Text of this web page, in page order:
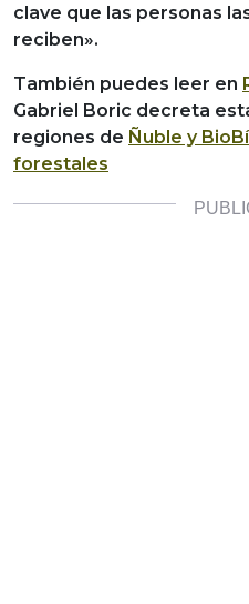
clave que las personas
reciben».
También puedes leer en
Gabriel Boric decreta
regiones de Ñuble y
forestales